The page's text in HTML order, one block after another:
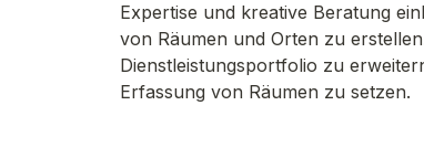
Expertise und kreative Beratung
von Räumen und Orten zu
Dienstleistungsportfolio zu
Erfassung von Räumen zu setzen.